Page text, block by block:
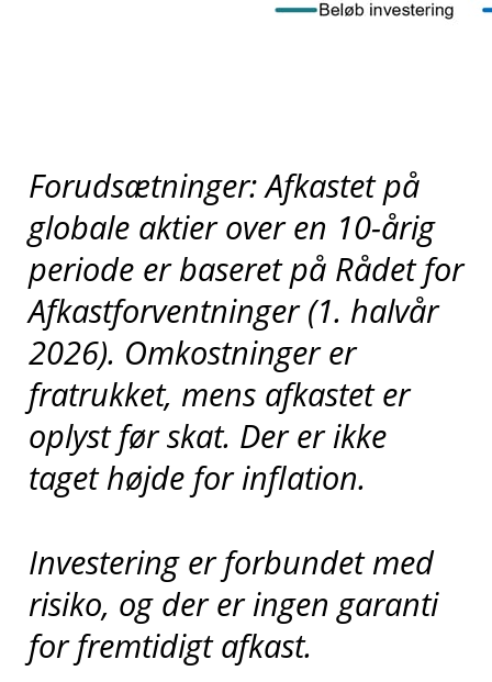
Forudsætninger: Afkastet på
globale aktier over en 10-årig
periode er baseret på Rådet for
Afkastforventninger (1. halvår
2026). Omkostninger er
fratrukket, mens afkastet er
oplyst før skat. Der er ikke
taget højde for inflation.
Investering er forbundet med
risiko, og der er ingen garanti
for fremtidigt afkast.